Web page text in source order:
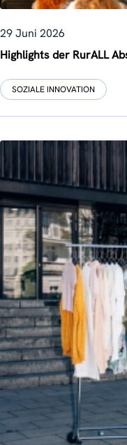
29 Juni 2026
SOZIALE INNOVATION